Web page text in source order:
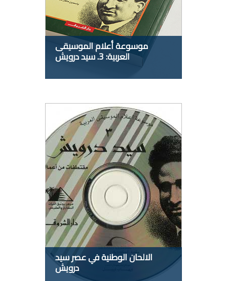
موسوعة أعلام الموسيقى
العربية: 3. سيد درويش
الالحان الوطنية في عصر سيد
درويش